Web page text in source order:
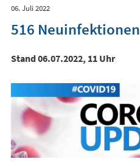
06. Juli 2022
516 Neuinfektionen
Stand 06.07.2022, 11 Uhr